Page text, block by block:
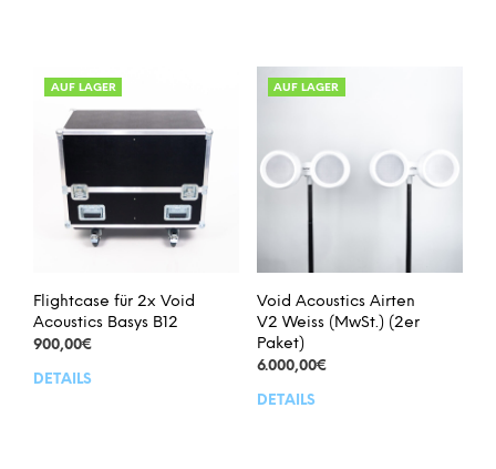
AUF LAGER
Flightcase für 2x Void
Acoustics Basys B12
900,00€
DETAILS
AUF LAGER
Void Acoustics Airten
V2 Weiss (MwSt.) (2er
Paket)
6.000,00€
DETAILS